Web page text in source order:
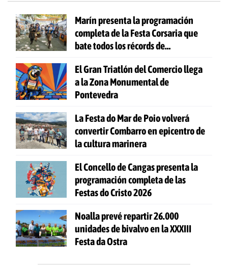
Marín presenta la programación
completa de la Festa Corsaria que
bate todos los récords de
El Gran Triatlón del Comercio llega
a la Zona Monumental de
Pontevedra
La Festa do Mar de Poio volverá
convertir Combarro en epicentro de
la cultura marinera
El Concello de Cangas presenta la
programación completa de las
Festas do Cristo 2026
Noalla prevé repartir 26.000
unidades de bivalvo en la XXXIII
Festa da Ostra